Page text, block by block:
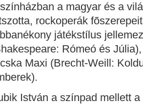
a magyar és a
rockoperák
játékstílus
Rómeó és
Maxi (Brecht-Weill:
István a színpad mellett